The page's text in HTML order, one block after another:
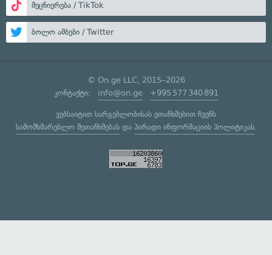
მეცნიერება / TikTok
ბოლო ამბები / Twitter
© On.ge LLC, 2015–2026
კონტაქტი: info@on.ge +995 577 340 891
ვებსაიტით სარგებლობისას ეთანხმებით ჩვენს
სამომხმარებლო შეთანხმებასდა პირადი ინფორმაციის პოლიტიკას.